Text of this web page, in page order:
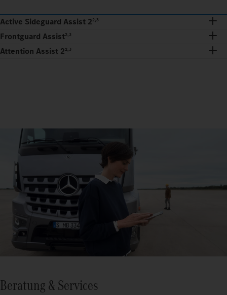
Active Sideguard Assist 22,3
Frontguard Assist2,3
Attention Assist 22,3
Beratung & Services